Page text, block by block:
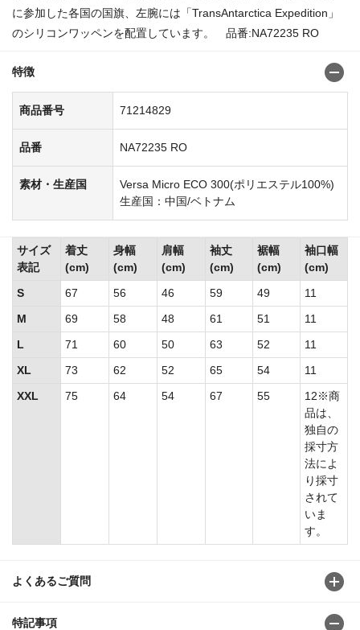
に参加した各国の国旗、左腕には「TransAntarctica Expedition」
のシリコンワッペンを配置しています。 品番:NA72235 RO
特徴
商品番号 71214829
品番 NA72235 RO
素材・生産国
Versa Micro ECO 300(ポリエステル100%)
生産国：中国/ベトナム
よくあるご質問
特記事項
サイズ
表記
着丈
(cm)
身幅
(cm)
肩幅
(cm)
袖丈
(cm)
裾幅
(cm)
袖口幅
(cm)
S
67 56 46 59 49
11
M
69 58 48 61 51
11
L
71 60 50 63 52
11
XL
73 62 52 65 54
11
XXL
75 64 54 67 55
12※商
品は、
独自の
採寸方
法によ
り採寸
されて
いま
す。